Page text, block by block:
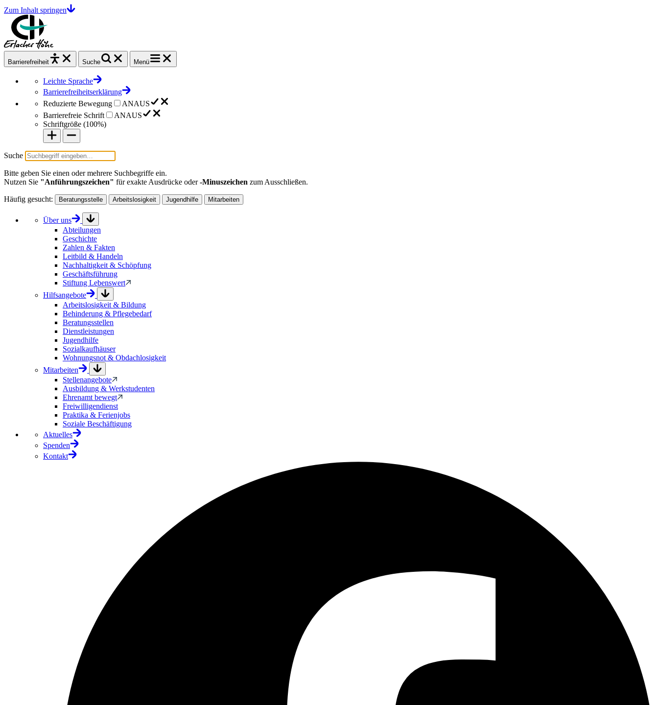
Zum Inhalt springen
Barrierefrei heit Suche Menü
Leichte Sprache
Barrierefreiheitserklärung
Reduzierte Bewegung
ANAUS
Barrierefreie Schrift
ANAUS
Schriftgröße (100%)
Suche
Bitte geben Sie einen oder mehrere Suchbegriffe ein.
Nutzen Sie "Anführungszeichen" für exakte Ausdrücke oder-Minuszeichen zum Ausschließen.
Häufig gesucht: Beratungsstelle Arbeitslosigkeit Jugendhilfe Mitarbeiten
Über uns
Abteilungen
Geschichte
Zahlen & Fakten
Leitbild & Handeln
Nachhaltigkeit & Schöpfung
Geschäftsführung
Stiftung Lebenswert
Hilfsangebote
Arbeitslosigkeit & Bildung
Behinderung & Pflegebedarf
Beratungsstellen
Dienstleistungen
Jugendhilfe
Sozialkaufhäuser
Wohnungsnot & Obdachlosigkeit
Mitarbeiten
Stellenangebote
Ausbildung & Werkstudenten
Ehrenamt bewegt
Freiwilligendienst
Praktika & Ferienjobs
Soziale Beschäftigung
Aktuelles
Spenden
Kontakt